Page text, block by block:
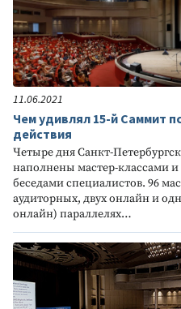
11.06.2021
Чем удивлял 15-й Саммит
действия
Четыре дня Санкт-
наполнены мастер-классами
беседами специалистов. 96
аудиторных, двух онлайн и
онлайн) параллелях…